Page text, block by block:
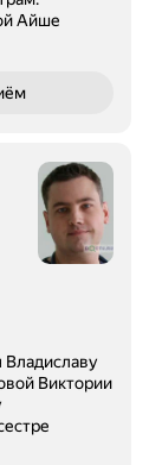
Айше
Владиславу
Виктории